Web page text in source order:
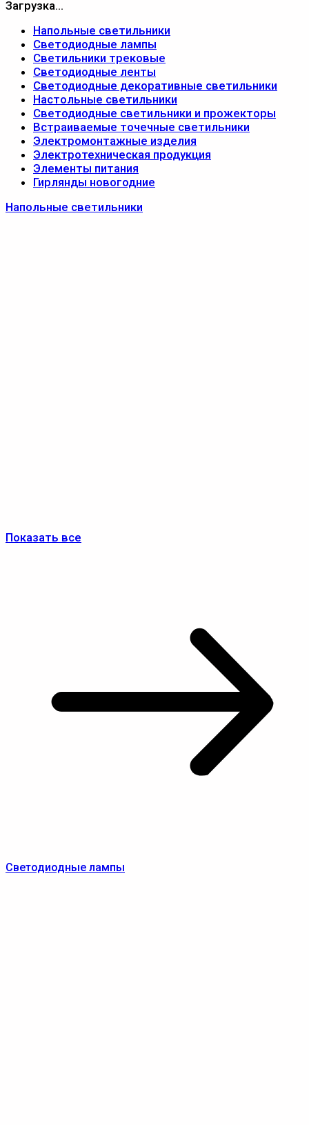
Загрузка...
Напольные светильники
Светодиодные лампы
Светильники трековые
Светодиодные ленты
Светодиодные декоративные светильники
Настольные светильники
Светодиодные светильники и прожекторы
Встраиваемые точечные светильники
Электромонтажные изделия
Электротехническая продукция
Элементы питания
Гирлянды новогодние
Напольные светильники
Показать все
Светодиодные лампы